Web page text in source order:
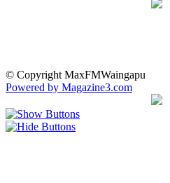
© Copyright MaxFMWaingapu
Powered by Magazine3.com